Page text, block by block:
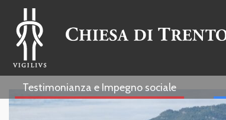
Testimonianza e Impegno sociale